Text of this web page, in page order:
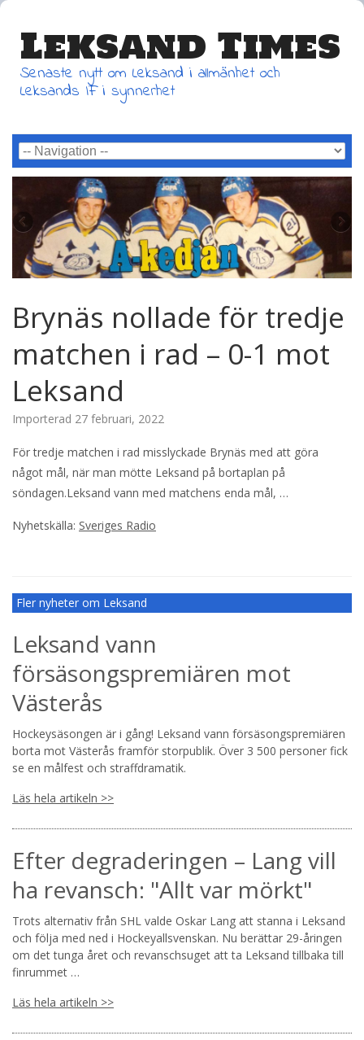
Leksand Times
Senaste nytt om Leksand i allmänhet och
Leksands IF i synnerhet
Brynäs nollade för tredje
matchen i rad – 0-1 mot
Leksand
Importerad 27 februari, 2022
För tredje matchen i rad misslyckade Brynäs med att göra
något mål, när man mötte Leksand på bortaplan på
söndagen.Leksand vann med matchens enda mål, …
Nyhetskälla: Sveriges Radio
Fler nyheter om Leksand
Leksand vann
försäsongspremiären mot
Västerås
Hockeysäsongen är i gång! Leksand vann försäsongspremiären
borta mot Västerås framför storpublik. Över 3 500 personer fick
se en målfest och straffdramatik.
Läs hela artikeln >>
Efter degraderingen – Lang vill
ha revansch: "Allt var mörkt"
Trots alternativ från SHL valde Oskar Lang att stanna i Leksand
och följa med ned i Hockeyallsvenskan. Nu berättar 29-åringen
om det tunga året och revanschsuget att ta Leksand tillbaka till
finrummet …
Läs hela artikeln >>